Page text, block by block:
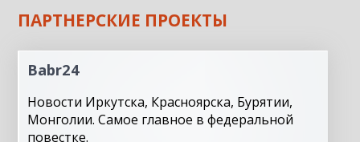
ПАРТНЕРСКИЕ ПРОЕКТЫ
Babr24
Новости Иркутска, Красноярска, Бурятии,
Монголии. Самое главное в федеральной
повестке.